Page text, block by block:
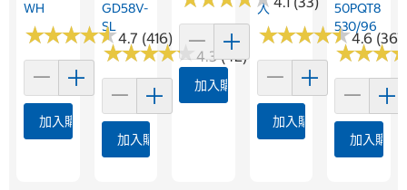
WH
★★★★★
★★★★★4.7 (416)
加入購物車
GD58V-
SL
★★★★★
★★★★★4.3 (42)
加入購物車
加入購物車
入
★★★★★
★★★★★4.6
加入購物車
50PQT8
530/96
★★★
★★★
加入購物